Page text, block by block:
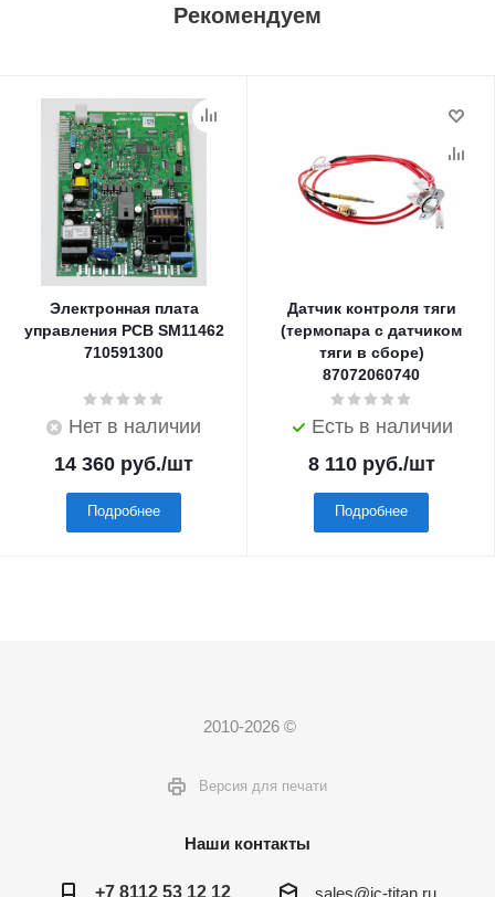
Рекомендуем
Электронная плата
управления PCB SM11462
710591300
Нет в наличии
14 360 руб./шт
Подробнее
Датчик контроля тяги
(термопара с датчиком
тяги в сборе)
87072060740
Есть в наличии
8 110руб./шт
Подробнее
2010-2026 ©
Версия для печати
Наши контакты
+7 8112 53 12 12 sales@ic-titan.ru